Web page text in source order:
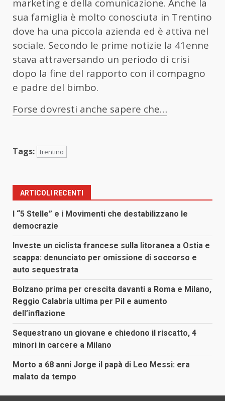
marketing e della comunicazione. Anche la
sua famiglia è molto conosciuta in Trentino
dove ha una piccola azienda ed è attiva nel
sociale. Secondo le prime notizie la 41enne
stava attraversando un periodo di crisi
dopo la fine del rapporto con il compagno
e padre del bimbo.
Forse dovresti anche sapere che…
Tags: trentino
ARTICOLI RECENTI
I “5 Stelle” e i Movimenti che destabilizzano le
democrazie
Investe un ciclista francese sulla litoranea a Ostia e
scappa: denunciato per omissione di soccorso e
auto sequestrata
Bolzano prima per crescita davanti a Roma e Milano,
Reggio Calabria ultima per Pil e aumento
dell’inflazione
Sequestrano un giovane e chiedono il riscatto, 4
minori in carcere a Milano
Morto a 68 anni Jorge il papà di Leo Messi: era
malato da tempo